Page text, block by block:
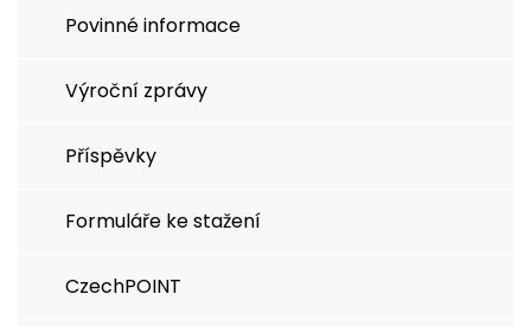
Povinné informace
Výroční zprávy
Příspěvky
Formuláře ke stažení
CzechPOINT